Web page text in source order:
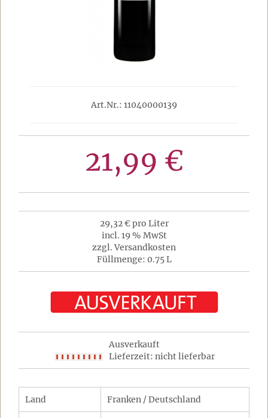
Art.Nr.: 11040000139
21,99 €
29,32 € pro Liter
incl. 19 % MwSt
zzgl. Versandkosten
Füllmenge: 0.75 L
Ausverkauft
Lieferzeit: nicht lieferbar
Land Franken / Deutschland